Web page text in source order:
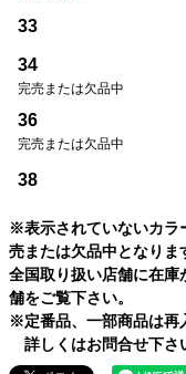
33
34
完売または欠品中
36
完売または欠品中
38
※表示されていないカラ
売または欠品中となりま
全国取り扱い店舗に在
舗をご覧下さい。
※定番品、一部商品は再
詳しくはお問合せ下さ